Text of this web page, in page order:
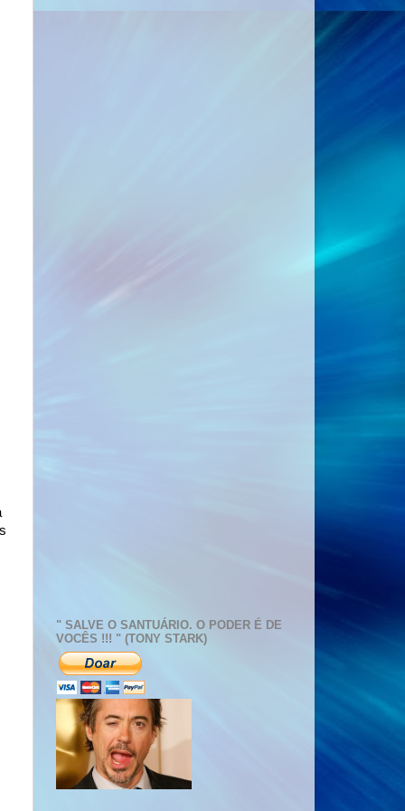
" SALVE O SANTUÁRIO. O PODER É DE
VOCÊS !!! " (TONY STARK)